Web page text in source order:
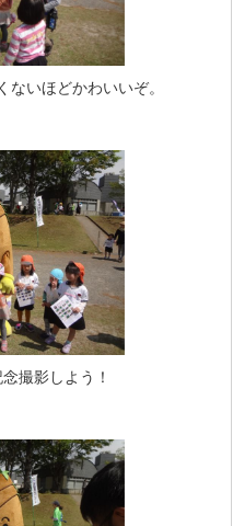
ないほどかわいいぞ。
撮影しよう！